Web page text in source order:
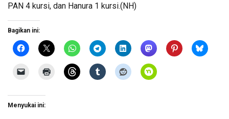
PAN 4 kursi, dan Hanura 1 kursi.(NH)
Bagikan ini:
Menyukai ini: